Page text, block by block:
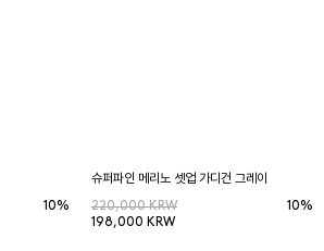
10%
슈퍼파인 메리노 셋업 가디건 그레이
220,000 KRW
198,000 KRW
10%